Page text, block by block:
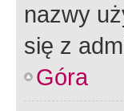
nazwy
się z
Góra